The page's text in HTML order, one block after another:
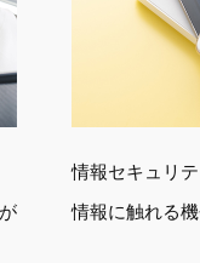
情報セキュリ
情報に触れる